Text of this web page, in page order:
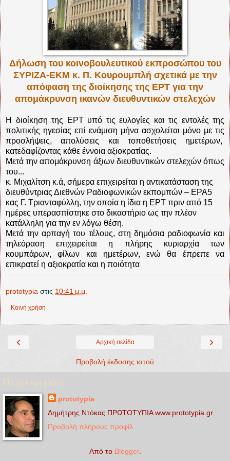
Δήλωση του κοινοβουλευτικού εκπροσώπου του
ΣΥΡΙΖΑ-ΕΚΜ κ. Π. Κουρουμπλή σχετικά με την
απόφαση της διοίκησης της ΕΡΤ για την
απομάκρυνση ικανών διευθυντικών στελεχών
Η διοίκηση της ΕΡΤ υπό τις ευλογίες και τις εντολές της
πολιτικής ηγεσίας επί ενάμιση μήνα ασχολείται μόνο με τις
προσλήψεις, απολύσεις και τοποθετήσεις ημετέρων,
κατεδαφίζοντας κάθε έννοια αξιοκρατίας.
Μετά την απομάκρυνση άξιων διευθυντικών στελεχών όπως
του...
κ. Μιχαλίτση κ.ά, σήμερα επιχειρείται η αντικατάσταση της
διευθύντριας Διεθνών Ραδιοφωνικών εκπομπών – ΕΡΑ5
κας Γ. Τριανταφύλλη, την οποία η ίδια η ΕΡΤ πριν από 15
ημέρες υπερασπίστηκε στο δικαστήριο ως την πλέον
κατάλληλη για την εν λόγω θέση.
Μετά την αρπαγή του τέλους, στη δημόσια ραδιοφωνία και
τηλεόραση επιχειρείται η πλήρης κυριαρχία των
κουμπάρων, φίλων και ημετέρων, ενώ θα έπρεπε να
επικρατεί η αξιοκρατία και η ποιότητα
prototypia στις 10:41 μ.μ.
Κοινή χρήση
‹ ›
Αρχική σελίδα
Προβολή έκδοσης ιστού
Πληροφορίες
prototypia
Δημήτρης Ντόκας ΠΡΩΤΟΤΥΠΙΑ www.prototypia.gr
Προβολή πλήρους προφίλ
Από το Blogger.